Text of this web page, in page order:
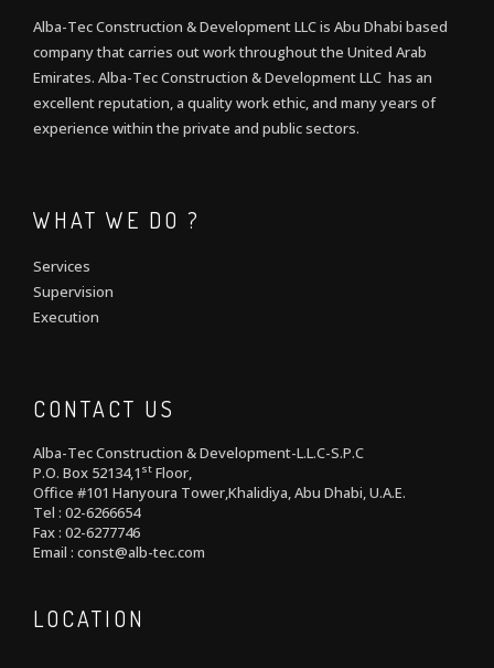
Alba-Tec Construction & Development LLC is Abu Dhabi based
company that carries out work throughout the United Arab
Emirates. Alba-Tec Construction & Development LLC has an
excellent reputation, a quality work ethic, and many years of
experience within the private and public sectors.
WHAT WE DO ?
Services
Supervision
Execution
CONTACT US
Alba-Tec Construction & Development-L.L.C-S.P.C
P.O. Box 52134,1 st Floor,
Office #101 Hanyoura Tower,Khalidiya, Abu Dhabi, U.A.E.
Tel : 02-6266654
Fax : 02-6277746
Email : const@alb-tec.com
LOCATION